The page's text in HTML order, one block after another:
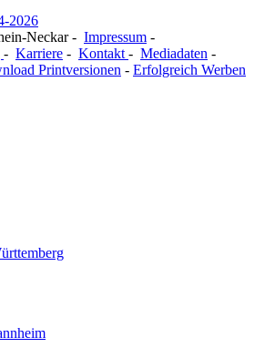
Neckar - Impressum -
- Karriere - Kontakt - Mediadaten -
Printversionen - Erfolgreich Werben